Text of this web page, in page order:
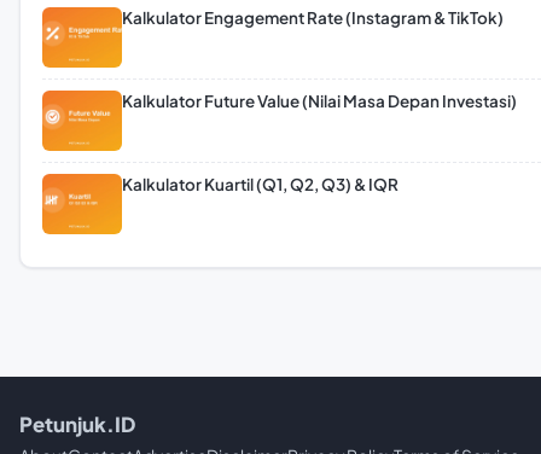
Kalkulator Engagement Rate (Instagram & TikTok)
Kalkulator Future Value (Nilai Masa Depan Investasi)
Kalkulator Kuartil (Q1, Q2, Q3) & IQR
Petunjuk.ID